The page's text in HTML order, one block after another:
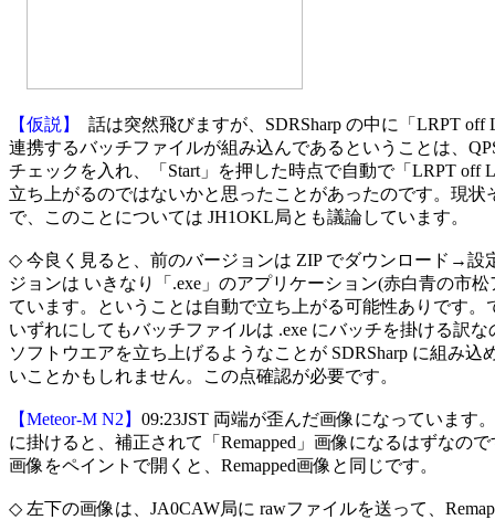
【仮説】
話は突然飛びますが、SDRSharp の中に「LRPT off
連携するバッチファイルが組み込んであるということは、
チェックを入れ、「Start」を押した時点で自動で「LRPT off
立ち上がるのではないかと思ったことがあったのです。現状
で、このことについては JH1OKL局とも議論しています。
◇ 今良く見ると、前のバージョンは ZIP でダウンロード→設
ジョンは いきなり「.exe」のアプリケーション(赤白青の市
ています。ということは自動で立ち上がる可能性ありです。
いずれにしてもバッチファイルは .exe にバッチを掛ける訳
ソフトウエアを立ち上げるようなことが SDRSharp に組み込
いことかもしれません。この点確認が必要です。
【Meteor-M N2】 09:23JST 両端が歪んだ画像になっています。
に掛けると、補正されて「Remapped」画像になるはずなの
画像をペイントで開くと、Remapped画像と同じです。
◇ 左下の画像は、JA0CAW局に rawファイルを送って、